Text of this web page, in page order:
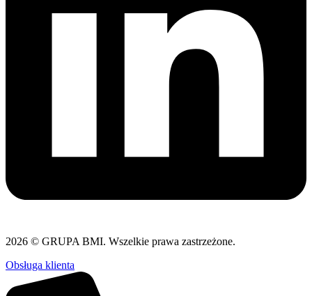
2026 © GRUPA BMI. Wszelkie prawa zastrzeżone.
Obsługa klienta